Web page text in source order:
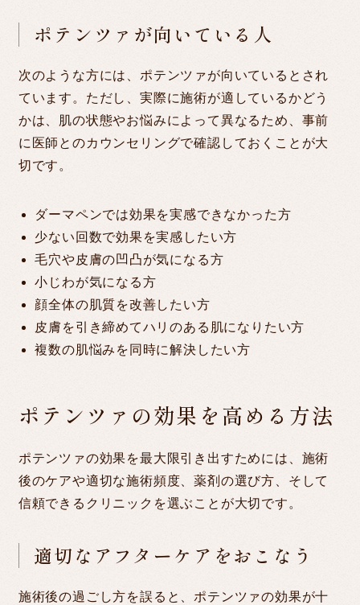
ポテンツァが向いている人
次のような方には、ポテンツァが向いているとされ
ています。ただし、実際に施術が適しているかどう
かは、肌の状態やお悩みによって異なるため、事前
に医師とのカウンセリングで確認しておくことが大
切です。
ダーマペンでは効果を実感できなかった方
少ない回数で効果を実感したい方
毛穴や皮膚の凹凸が気になる方
小じわが気になる方
顔全体の肌質を改善したい方
皮膚を引き締めてハリのある肌になりたい方
複数の肌悩みを同時に解決したい方
ポテンツァの効果を高める方法
ポテンツァの効果を最大限引き出すためには、施術
後のケアや適切な施術頻度、薬剤の選び方、そして
信頼できるクリニックを選ぶことが大切です。
適切なアフターケアをおこなう
施術後の過ごし方を誤ると、ポテンツァの効果が十